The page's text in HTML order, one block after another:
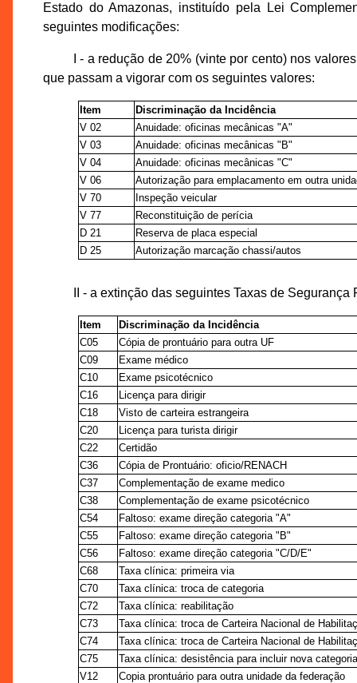
Estado do Amazonas, instituído pela Lei
seguintes modificações:
I - a redução de 20% (vinte por cento) nos
que passam a vigorar com os seguintes valores:
Item
Discriminação da Incidência
V 02
Anuidade: oficinas mecânicas "A"
V 03
Anuidade: oficinas mecânicas "B"
V 04
Anuidade: oficinas mecânicas "C"
V 06
Autorização para emplacamento em outra
V 70
Inspeção veicular
V 77
Reconstituição de perícia
D 21
Reserva de placa especial
D 25
Autorização marcação chassi/autos
II - a extinção das seguintes Taxas de
Item
Discriminação da Incidência
C05
Cópia de prontuário para outra UF
C09
Exame médico
C10
Exame psicotécnico
C16
Licença para dirigir
C18
Visto de carteira estrangeira
C20
Licença para turista dirigir
C22
Certidão
C36
Cópia de Prontuário: oficio/RENACH
C37
Complementação de exame medico
C38
Complementação de exame psicotécnico
C54
Faltoso: exame direção categoria "A"
C55
Faltoso: exame direção categoria "B"
C56
Faltoso: exame direção categoria "C/D/E"
C68
Taxa clínica: primeira via
C70
Taxa clínica: troca de categoria
C72
Taxa clínica: reabilitação
C73
Taxa clínica: troca de Carteira Nacional de
C74
Taxa clínica: troca de Carteira Nacional de
C75
Taxa clínica: desistência para incluir nova
V12
Copia prontuário para outra unidade da federação